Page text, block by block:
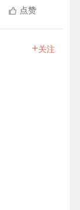
点赞
+关注